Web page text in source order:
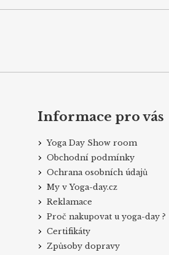
Informace pro vás
Yoga Day Show room
Obchodní podmínky
Ochrana osobních údajů
My v Yoga-day.cz
Reklamace
Proč nakupovat u yoga-day ?
Certifikáty
Způsoby dopravy